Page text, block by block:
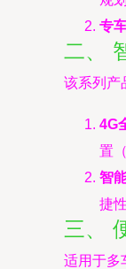
专
二、
该系列产
4G
置
智
捷性
三、
适用于多